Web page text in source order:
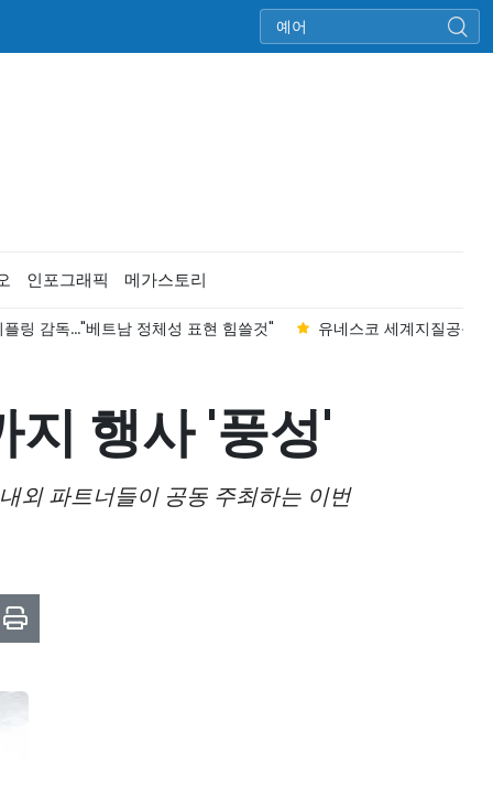
인포그래픽 메가스토리
링 감독..."베트남 정체성 표현 힘쓸것" 유네스코 세계지질공원
지 행사 '풍성'
외 파트너들이 공동 주최하는 이번